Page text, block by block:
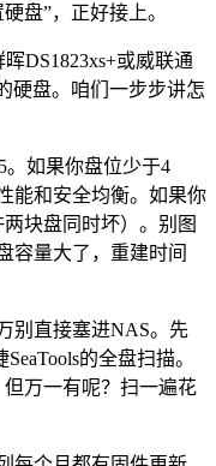
盘”，正好接上。
DS1823xs+或威联通
硬盘。咱们一步步讲怎
。如果你盘位少于4
能和安全均衡。如果你
块盘同时坏）。别图
容量大了，重建时间
别直接塞进NAS。先
的全盘扫描。
万一有呢？扫一遍花